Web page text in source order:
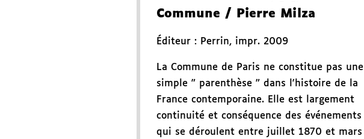
Commune / Pierre Milza
Éditeur : Perrin, impr. 2009
La Commune de Paris ne constitue pas une
simple " parenthèse " dans l'histoire de la
France contemporaine. Elle est largement
continuité et conséquence des événements
qui se déroulent entre juillet 1870 et mars